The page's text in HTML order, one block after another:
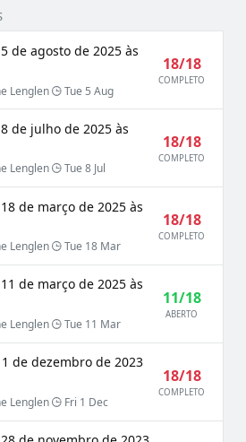
de agosto de 2025 às
Lenglen Tue 5 Aug
18/18
COMPLETO
de julho de 2025 às
Lenglen Tue 8 Jul
18/18
COMPLETO
de março de 2025 às
Lenglen Tue 18 Mar
18/18
COMPLETO
de março de 2025 às
Lenglen Tue 11 Mar
11/18
ABERTO
de dezembro de 2023
Lenglen Fri 1 Dec
18/18
COMPLETO